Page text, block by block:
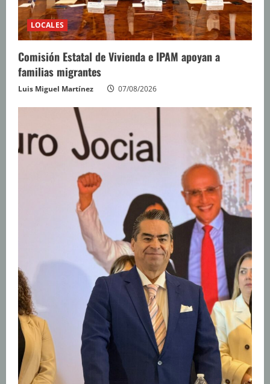
LOCALES
Comisión Estatal de Vivienda e IPAM apoyan a
familias migrantes
Luis Miguel Martínez 07/08/2026